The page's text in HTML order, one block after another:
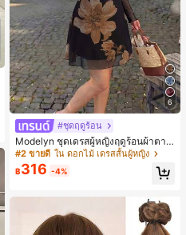
6
#ชุดฤดูร้อน
Modelyn ชุดเดรสผู้หญิงฤดูร้อนผ้าตาข่
ายพิมพ์ลาย คอไม่สมมาตร จับจีบ หรูหร
า เซ็กซี่
#2 ขายดี ใน ดอกไม้ เดรสสั้นผู้หญิง
฿316 -4%